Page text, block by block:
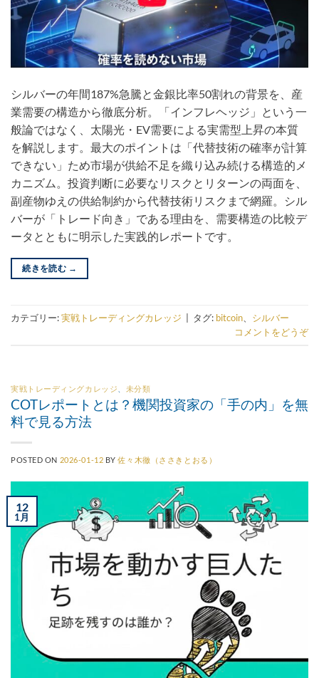
シルバーの年間187%急騰と金銀比率50割れの背景を、産
業需要の構造から徹底分析。「インフレヘッジ」という一
般論ではなく、太陽光・EV需要による実需型上昇の本質
を解説します。最大のポイントは「代替技術の確率が計算
できない」ため市場が供給不足を織り込み続ける構造的メ
カニズム。投資判断に必要なリスクとリターンの両面を、
副産物ゆえの供給制約から代替技術リスクまで網羅。シル
バーが「トレード向き」である理由を、需要構造の比較デ
ータとともに明示した実践的レポートです。
続きを読む →
カテゴリー:実戦トレーディングカレッジ タグ: bitcoin
シルバー
コメントをどうぞ
実戦トレーディングカレッジ 未分類
COTレポートとは？機関投資家の「手の内」を無
料で見る方法
POSTED ON 2026-01-12 BY佐々木徹（ささきとおる）
12
1月